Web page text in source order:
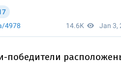
победители